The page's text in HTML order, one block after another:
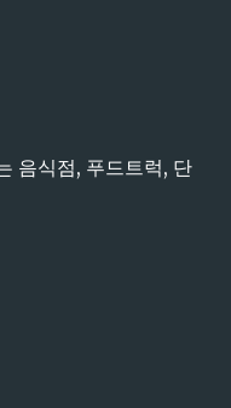
음식점, 푸드트럭, 단